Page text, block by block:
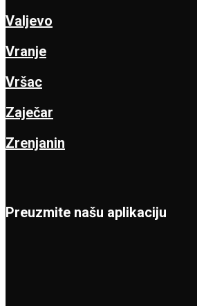
Valjevo
Vranje
Vršac
Zaječar
Zrenjanin
Preuzmite našu aplikaciju